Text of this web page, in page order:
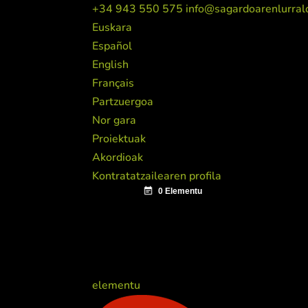
+34 943 550 575
Euskara
Español
English
Français
Partzuergoa
Nor gara
Proiektuak
Akordioak
Kontratatzailearen profila
elementu